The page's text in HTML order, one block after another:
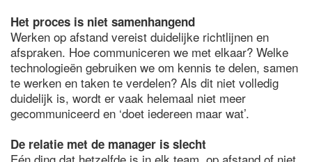
Het proces is niet samenhangend
Werken op afstand vereist duidelijke richtlijnen en
afspraken. Hoe communiceren we met elkaar? Welke
technologieën gebruiken we om kennis te delen, samen
te werken en taken te verdelen? Als dit niet volledig
duidelijk is, wordt er vaak helemaal niet meer
gecommuniceerd en ‘doet iedereen maar wat’.
De relatie met de manager is slecht